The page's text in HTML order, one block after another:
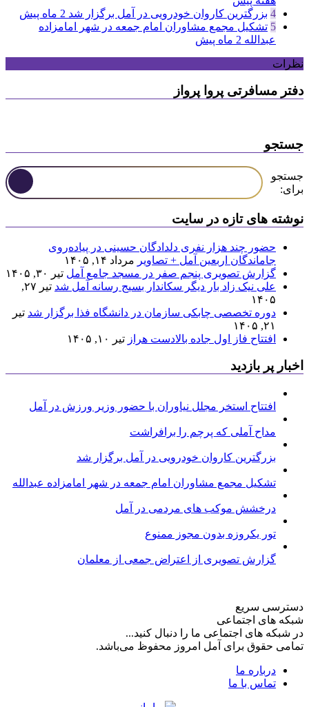
4 بزرگترین کاروان خودرویی در آمل برگزار شد 2 ماه پیش
5 تشکیل مجمع مشاوران امام جمعه در شهر امامزاده
عبدالله 2 ماه پیش
نظرات
دفتر مسافرتی پروا پرواز
جستجو
جستجو
برای:
نوشته های تازه در سایت
حضور چند هزار نفری دلدادگان حسینی در پیاده‌روی
جاماندگان اربعین آمل + تصاویر مرداد ۱۴, ۱۴۰۵
گزارش تصویری پنجم صفر در مسجد جامع آمل تیر ۳۰, ۱۴۰۵
علی نیک زاد بار دیگر سکاندار بسیج رسانه آمل شد
تیر ۲۷,
۱۴۰۵
دوره تخصصی چابکی سازمان در دانشگاه فذا برگزار شد تیر
۲۱, ۱۴۰۵
افتتاح فاز اول جاده بالادست هراز تیر ۱۰, ۱۴۰۵
اخبار پر بازدید
افتتاح استخر مجلل نیاوران با حضور وزیر ورزش در آمل
مداح آملی که پرچم را برافراشت
بزرگترین کاروان خودرویی در آمل برگزار شد
تشکیل مجمع مشاوران امام جمعه در شهر امامزاده عبدالله
درخشش موکب های مردمی در آمل
تور یکروزه بدون مجوز ممنوع
گزارش تصویری از اعتراض جمعی از معلمان
دسترسی سریع
شبکه های اجتماعی
در شبکه های اجتماعی ما را دنبال کنید...
تمامی حقوق برای آمل امروز محفوظ می‌باشد.
درباره ما
تماس با ما